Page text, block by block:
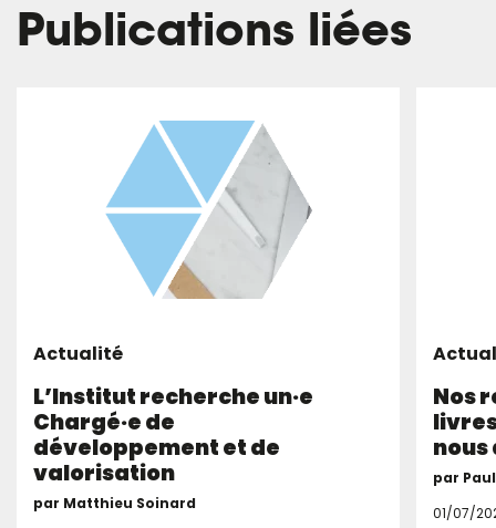
Publications liées
Actualité
L’Institut recherche un·e
Chargé·e de
développement et de
valorisation
par Matthieu Soinard
Nos
nous
par
01/07/